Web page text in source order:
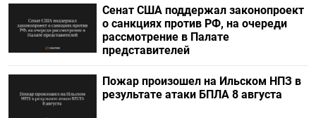
Сенат США поддержал законопроект
о санкциях против РФ, на очереди
рассмотрение в Палате
представителей
Пожар произошел на Ильском НПЗ в
результате атаки БПЛА 8 августа